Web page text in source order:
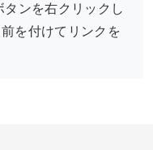
ンを右クリックし
を付けてリンクを